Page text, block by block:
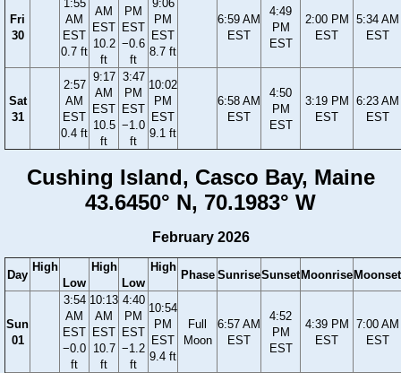
Fri
30
1:55
AM
EST
0.7 ft
AM
EST
10.2
ft
PM
EST
−0.6
ft
9:06
PM
EST
8.7 ft
6:59 AM
EST
4:49
PM
EST
2:00 PM
EST
5:34 AM
EST
Sat
31
2:57
AM
EST
0.4 ft
9:17
AM
EST
10.5
ft
3:47
PM
EST
−1.0
ft
10:02
PM
EST
9.1 ft
6:58 AM
EST
4:50
PM
EST
3:19 PM
EST
6:23 AM
EST
Cushing Island, Casco Bay, Maine
43.6450° N, 70.1983° W
February 2026
Day
High
Low
High
Low
High
Phase SunriseSunset Moonrise Moonset
Sun
01
3:54
AM
EST
−0.0
ft
10:13
AM
EST
10.7
ft
4:40
PM
EST
−1.2
ft
10:54
PM
EST
9.4 ft
Full
Moon
6:57 AM
EST
4:52
PM
EST
4:39 PM
EST
7:00 AM
EST